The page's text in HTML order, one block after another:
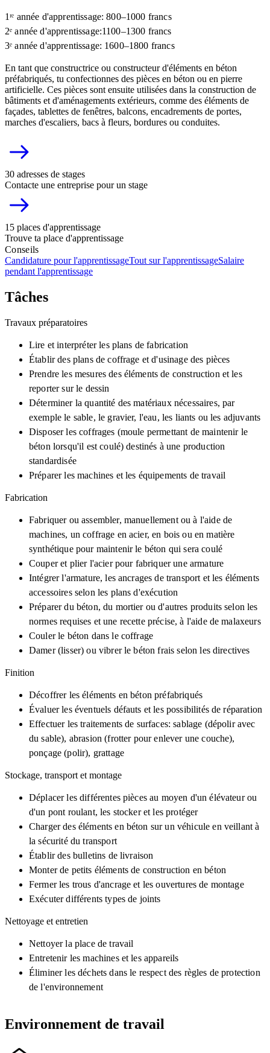
1ʳᵉ année d'apprentissage: 800–1000 francs
2ᵉ année d'apprentissage:1100–1300 francs
3ᵉ année d'apprentissage: 1600–1800 francs
En tant que constructrice ou constructeur d'éléments en béton
préfabriqués, tu confectionnes des pièces en béton ou en pierre
artificielle. Ces pièces sont ensuite utilisées dans la construction de
bâtiments et d'aménagements extérieurs, comme des éléments de
façades, tablettes de fenêtres, balcons, encadrements de portes,
marches d'escaliers, bacs à fleurs, bordures ou conduites.
30 adresses de stages
Contacte une entreprise pour un stage
15 places d'apprentissage
Trouve ta place d'apprentissage
Conseils
Candidature pour l'apprentissageTout sur l'apprentissageSalaire
pendant l'apprentissage
Tâches
Travaux préparatoires
Lire et interpréter les plans de fabrication
Établir des plans de coffrage et d'usinage des pièces
Prendre les mesures des éléments de construction et les
reporter sur le dessin
Déterminer la quantité des matériaux nécessaires, par
exemple le sable, le gravier, l'eau, les liants ou les adjuvants
Disposer les coffrages (moule permettant de maintenir le
béton lorsqu'il est coulé) destinés à une production
standardisée
Préparer les machines et les équipements de travail
Fabrication
Fabriquer ou assembler, manuellement ou à l'aide de
machines, un coffrage en acier, en bois ou en matière
synthétique pour maintenir le béton qui sera coulé
Couper et plier l'acier pour fabriquer une armature
Intégrer l'armature, les ancrages de transport et les éléments
accessoires selon les plans d'exécution
Préparer du béton, du mortier ou d'autres produits selon les
normes requises et une recette précise, à l'aide de malaxeurs
Couler le béton dans le coffrage
Damer (lisser) ou vibrer le béton frais selon les directives
Finition
Décoffrer les éléments en béton préfabriqués
Évaluer les éventuels défauts et les possibilités de réparation
Effectuer les traitements de surfaces: sablage (dépolir avec
du sable), abrasion (frotter pour enlever une couche),
ponçage (polir), grattage
Stockage, transport et montage
Déplacer les différentes pièces au moyen d'un élévateur ou
d'un pont roulant, les stocker et les protéger
Charger des éléments en béton sur un véhicule en veillant à
la sécurité du transport
Établir des bulletins de livraison
Monter de petits éléments de construction en béton
Fermer les trous d'ancrage et les ouvertures de montage
Exécuter différents types de joints
Nettoyage et entretien
Nettoyer la place de travail
Entretenir les machines et les appareils
Éliminer les déchets dans le respect des règles de protection
de l'environnement
Environnement de travail